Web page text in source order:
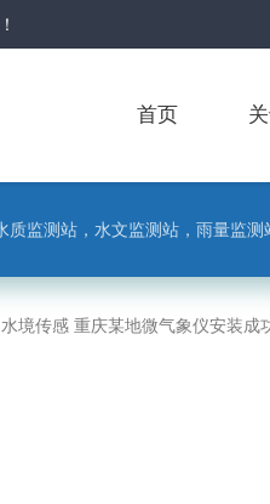
！
首页
质监测站，水文监测站，雨量监
水境传感 重庆某地微气象仪安装成